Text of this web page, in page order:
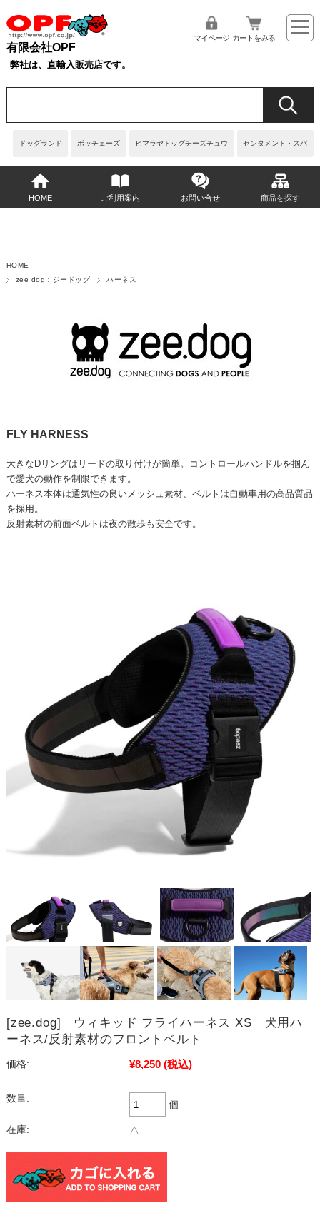
有限会社OPF
弊社は、直輸入販売店です。
ドッグランド ボッチェーズ ヒマラヤドッグチーズチュウ センタメント・スパ
マイページ カートをみる
HOME ご利用案内 お問い合せ 商品を探す
HOME
zee dog：ジードッグ
ハーネス
FLY HARNESS
大きなDリングはリードの取り付けが簡単。コントロールハンドルを掴ん
で愛犬の動作を制限できます。
ハーネス本体は通気性の良いメッシュ素材、ベルトは自動車用の高品質品
を採用。
反射素材の前面ベルトは夜の散歩も安全です。
[zee.dog] ウィキッド フライハーネス XS 犬用ハ
ーネス/反射素材のフロントベルト
価格: ¥8,250 (税込)
数量:
個
在庫: △